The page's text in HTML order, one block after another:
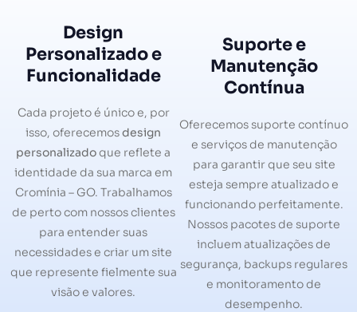
Design
Personalizado e
Funcionalidade
Cada projeto é único e, por
isso, oferecemosdesign
personalizadoque reflete a
identidade da sua marca em
Cromínia – GO. Trabalhamos
de perto com nossos clientes
para entender suas
necessidades e criar um site
que represente fielmente sua
visão e valores.
Suporte e
Manutenção
Contínua
Oferecemos suporte contínuo
e serviços de manutenção
para garantir que seu site
esteja sempre atualizado e
funcionando perfeitamente.
Nossos pacotes de suporte
incluem atualizações de
segurança, backups regulares
e monitoramento de
desempenho.